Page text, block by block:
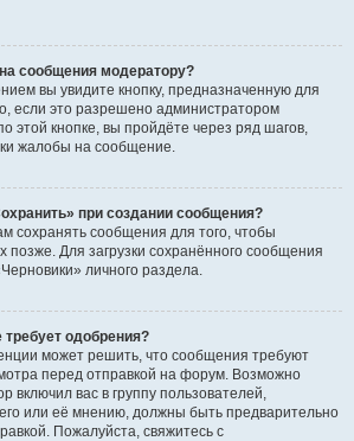
сообщения модератору?
вы увидите кнопку, предназначенную для
если это разрешено администратором
этой кнопке, вы пройдёте через ряд шагов,
жалобы на сообщение.
при создании сообщения?
сохранять сообщения для того, чтобы
позже. Для загрузки сохранённого сообщения
личного раздела.
одобрения?
может решить, что сообщения требуют
перед отправкой на форум. Возможно
включил вас в группу пользователей,
или её мнению, должны быть предварительно
Пожалуйста, свяжитесь с